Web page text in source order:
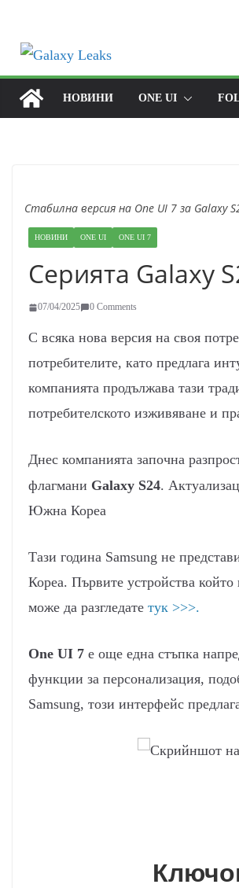
content
НОВИНИ ONE UI
Стабилна версия на One UI 7 за Galaxy
НОВИНИ ONE UI ONE UI 7
Серията Galaxy
07/04/2025 0 Comments
С всяка нова версия на своя
потребителите, като предлага
компанията продължава тази
потребителското изживяване и
Днес компанията започна
флагмани Galaxy S24.
Южна Кореа
Тази година Samsung не
Кореа. Първите устройства
може да разгледате тук >>>.
One UI 7 е още една стъпка
функции за персонализация,
Samsung, този интерфейс